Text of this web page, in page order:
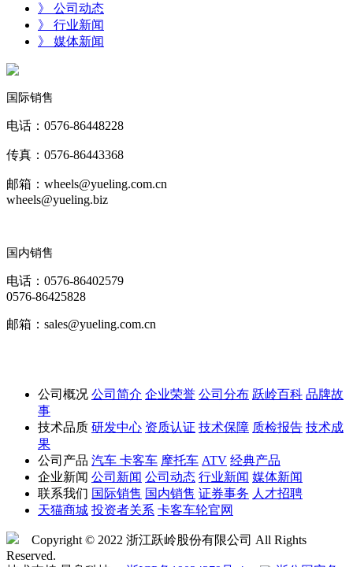
》 公司动态
》 行业新闻
》 媒体新闻
国际销售
电话：0576-86448228
传真：0576-86443368
邮箱：wheels@yueling.com.cn
wheels@yueling.biz
国内销售
电话：0576-86402579
0576-86425828
邮箱：sales@yueling.com.cn
公司概况 公司简介 企业荣誉 公司分布 跃岭百科 品牌故
事
技术品质 研发中心 资质认证 技术保障 质检报告 技术成
果
公司产品 汽车 卡客车 摩托车 ATV 经典产品
企业新闻 公司新闻 公司动态 行业新闻 媒体新闻
联系我们 国际销售 国内销售 证券事务 人才招聘
天猫商城 投资者关系 卡客车轮官网
Copyright © 2022 浙江跃岭股份有限公司 All Rights
Reserved.